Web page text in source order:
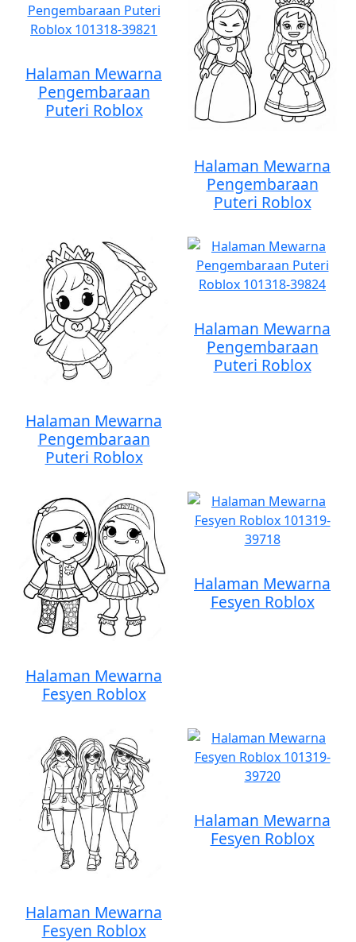
Halaman Mewarna
Pengembaraan
Puteri Roblox
Halaman Mewarna
Pengembaraan
Puteri Roblox
Halaman Mewarna
Pengembaraan
Puteri Roblox
Halaman Mewarna
Pengembaraan
Puteri Roblox
Halaman Mewarna
Fesyen Roblox
Halaman Mewarna
Fesyen Roblox
Halaman Mewarna
Fesyen Roblox
Halaman Mewarna
Fesyen Roblox